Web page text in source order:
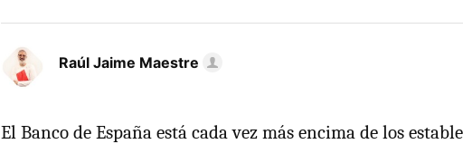
Raúl Jaime Maestre
El Banco de España está cada vez más encima de los